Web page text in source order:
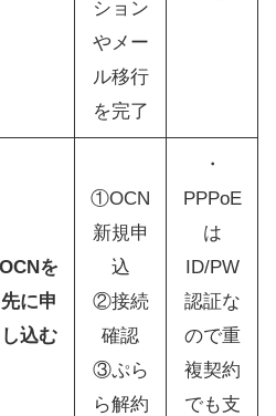
ション
やメー
ル移行
を完了
OCNを
先に申
し込む
①OCN
新規申
込
②接続
確認
③ぷら
ら解約
・
PPPoE
は
ID/PW
認証な
ので重
複契約
でも支